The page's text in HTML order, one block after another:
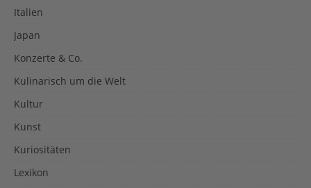
Italien
Japan
Konzerte & Co.
Kulinarisch um die Welt
Kultur
Kunst
Kuriositäten
Lexikon